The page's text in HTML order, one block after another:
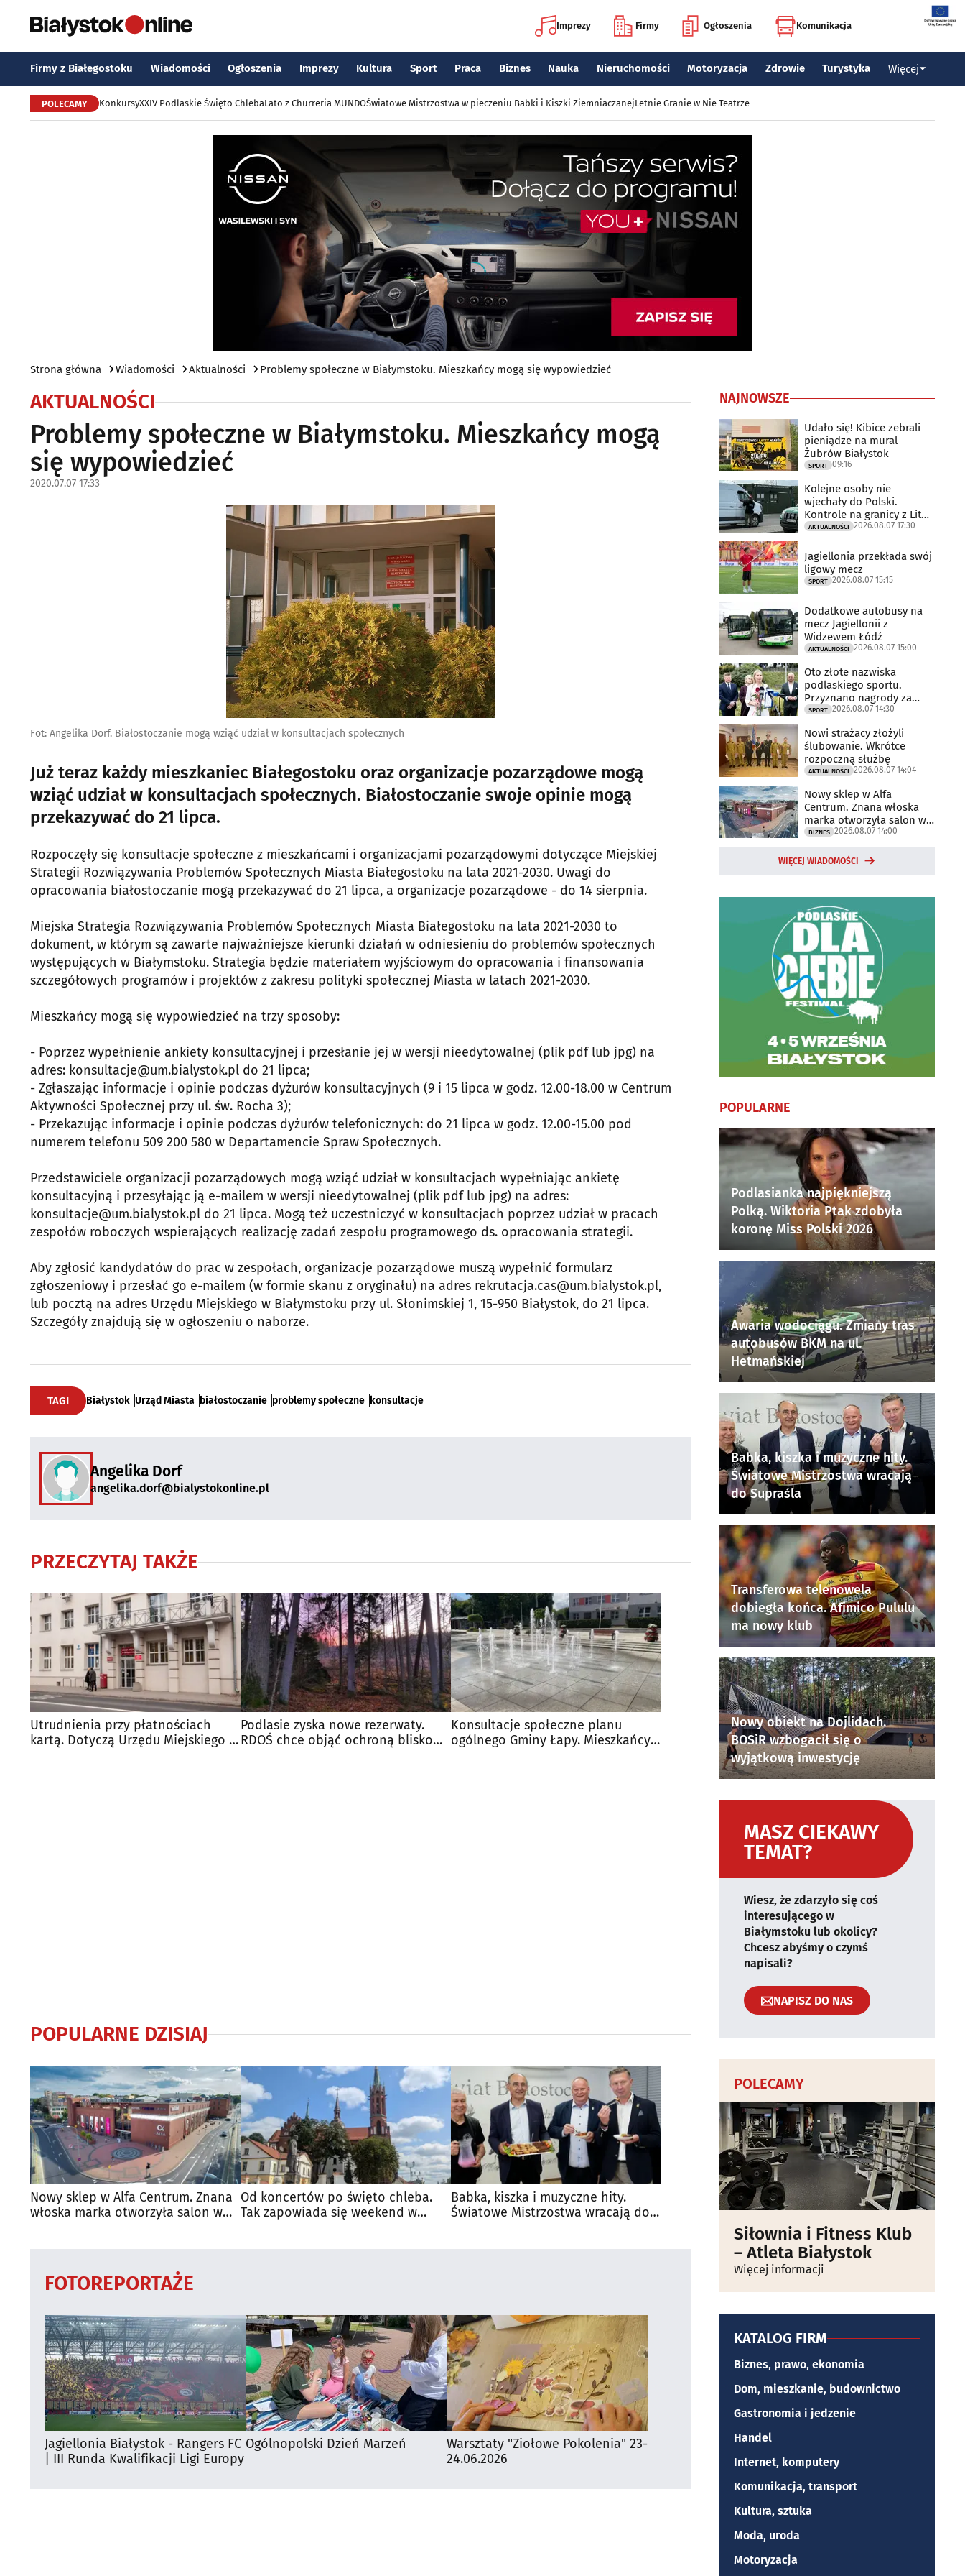
Imprezy Firmy Ogłoszenia Komunikacja
Firmy z Białegostoku Wiadomości Ogłoszenia Imprezy Kultura Sport Praca Biznes Nauka Nieruchomości Motoryzacja Zdrowie Turystyka Więcej
POLECAMY KonkursyXXIV Podlaskie Święto ChlebaLato z Churreria MUNDOŚwiatowe Mistrzostwa w pieczeniu Babki i Kiszki ZiemniaczanejLetnie Granie w Nie Teatrze
Strona główna Wiadomości Aktualności Problemy społeczne w Białymstoku. Mieszkańcy mogą się wypowiedzieć
AKTUALNOŚCI
Problemy społeczne w Białymstoku. Mieszkańcy mogą
się wypowiedzieć
2020.07.07 17:33
Fot: Angelika Dorf. Białostoczanie mogą wziąć udział w konsultacjach społecznych
Już teraz każdy mieszkaniec Białegostoku oraz organizacje pozarządowe mogą
wziąć udział w konsultacjach społecznych. Białostoczanie swoje opinie mogą
przekazywać do 21 lipca.
Rozpoczęły się konsultacje społeczne z mieszkańcami i organizacjami pozarządowymi dotyczące Miejskiej
Strategii Rozwiązywania Problemów Społecznych Miasta Białegostoku na lata 2021-2030. Uwagi do
opracowania białostoczanie mogą przekazywać do 21 lipca, a organizacje pozarządowe - do 14 sierpnia.
Miejska Strategia Rozwiązywania Problemów Społecznych Miasta Białegostoku na lata 2021-2030 to
dokument, w którym są zawarte najważniejsze kierunki działań w odniesieniu do problemów społecznych
występujących w Białymstoku. Strategia będzie materiałem wyjściowym do opracowania i finansowania
szczegółowych programów i projektów z zakresu polityki społecznej Miasta w latach 2021-2030.
Mieszkańcy mogą się wypowiedzieć na trzy sposoby:
- Poprzez wypełnienie ankiety konsultacyjnej i przesłanie jej w wersji nieedytowalnej (plik pdf lub jpg) na
adres: konsultacje@um.bialystok.pl do 21 lipca;
- Zgłaszając informacje i opinie podczas dyżurów konsultacyjnych (9 i 15 lipca w godz. 12.00-18.00 w Centrum
Aktywności Społecznej przy ul. św. Rocha 3);
- Przekazując informacje i opinie podczas dyżurów telefonicznych: do 21 lipca w godz. 12.00-15.00 pod
numerem telefonu 509 200 580 w Departamencie Spraw Społecznych.
Przedstawiciele organizacji pozarządowych mogą wziąć udział w konsultacjach wypełniając ankietę
konsultacyjną i przesyłając ją e-mailem w wersji nieedytowalnej (plik pdf lub jpg) na adres:
konsultacje@um.bialystok.pl do 21 lipca. Mogą też uczestniczyć w konsultacjach poprzez udział w pracach
zespołów roboczych wspierających realizację zadań zespołu programowego ds. opracowania strategii.
Aby zgłosić kandydatów do prac w zespołach, organizacje pozarządowe muszą wypełnić formularz
zgłoszeniowy i przesłać go e-mailem (w formie skanu z oryginału) na adres rekrutacja.cas@um.bialystok.pl,
lub pocztą na adres Urzędu Miejskiego w Białymstoku przy ul. Słonimskiej 1, 15-950 Białystok, do 21 lipca.
Szczegóły znajdują się w ogłoszeniu o naborze.
TAGI Białystok Urząd Miasta białostoczanie problemy społeczne konsultacje
Angelika Dorf
angelika.dorf@bialystokonline.pl
PRZECZYTAJ TAKŻE
Utrudnienia przy płatnościach
kartą. Dotyczą Urzędu Miejskiego w
Podlasie zyska nowe rezerwaty.
RDOŚ chce objąć ochroną blisko
Konsultacje społeczne planu
ogólnego Gminy Łapy. Mieszkańcy
POPULARNE DZISIAJ
Nowy sklep w Alfa Centrum. Znana
włoska marka otworzyła salon w
Od koncertów po święto chleba.
Tak zapowiada się weekend w
Babka, kiszka i muzyczne hity.
Światowe Mistrzostwa wracają do
FOTOREPORTAŻE
Jagiellonia Białystok - Rangers FC
| III Runda Kwalifikacji Ligi Europy
Ogólnopolski Dzień Marzeń
Warsztaty "Ziołowe Pokolenia" 23-
24.06.2026
NAJNOWSZE
Udało się! Kibice zebrali
pieniądze na mural
Żubrów Białystok
SPORT 09:16
Kolejne osoby nie
wjechały do Polski.
Kontrole na granicy z Litwą
trwają
AKTUALNOŚCI 2026.08.07 17:30
Jagiellonia przekłada swój
ligowy mecz
SPORT 2026.08.07 15:15
Dodatkowe autobusy na
mecz Jagiellonii z
Widzewem Łódź
AKTUALNOŚCI 2026.08.07 15:00
Oto złote nazwiska
podlaskiego sportu.
Przyznano nagrody za
2025 rok
SPORT 2026.08.07 14:30
Nowi strażacy złożyli
ślubowanie. Wkrótce
rozpoczną służbę
AKTUALNOŚCI 2026.08.07 14:04
Nowy sklep w Alfa
Centrum. Znana włoska
marka otworzyła salon w
Białymstoku
BIZNES 2026.08.07 14:00
WIĘCEJ WIADOMOŚCI
POPULARNE
Podlasianka najpiękniejszą
Polką. Wiktoria Ptak zdobyła
koronę Miss Polski 2026
Awaria wodociągu. Zmiany tras
autobusów BKM na ul.
Hetmańskiej
Babka, kiszka i muzyczne hity.
Światowe Mistrzostwa wracają
do Supraśla
Transferowa telenowela
dobiegła końca. Afimico Pululu
ma nowy klub
Nowy obiekt na Dojlidach.
BOSiR wzbogacił się o
wyjątkową inwestycję
MASZ CIEKAWY
TEMAT?
Wiesz, że zdarzyło się coś
interesującego w
Białymstoku lub okolicy?
Chcesz abyśmy o czymś
napisali?
NAPISZ DO NAS
POLECAMY
Siłownia i Fitness Klub
– Atleta Białystok
Więcej informacji
KATALOG FIRM
Biznes, prawo, ekonomia
Dom, mieszkanie, budownictwo
Gastronomia i jedzenie
Handel
Internet, komputery
Komunikacja, transport
Kultura, sztuka
Moda, uroda
Motoryzacja